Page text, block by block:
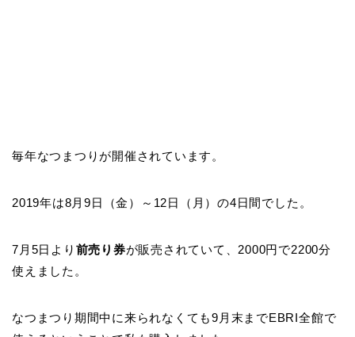
毎年なつまつりが開催されています。
2019年は8月9日（金）～12日（月）の4日間でした。
7月5日より 前売り券が販売されていて、2000円で2200分
使えました。
なつまつり期間中に来られなくても9月末までEBRI全館で